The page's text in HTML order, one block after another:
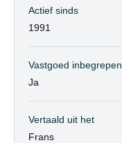
Actief sinds
1991
Vastgoed inbegrepen
Ja
Vertaald uit het
Frans